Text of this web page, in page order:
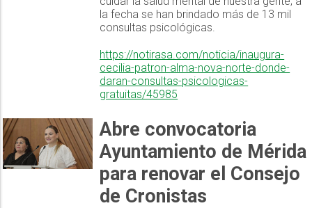
la fecha se han brindado más de 13 mil
consultas psicológicas.
https://notirasa.com/noticia/inaugura-
cecilia-patron-alma-nova-norte-donde-
daran-consultas-psicologicas-
gratuitas/45985
Abre convocatoria
Ayuntamiento de Mérida
para renovar el Consejo
de Cronistas